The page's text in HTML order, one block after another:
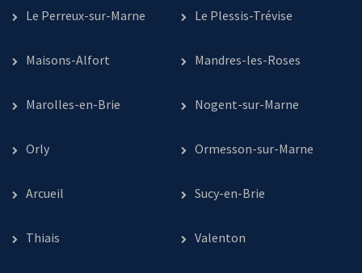
Le Perreux-sur-Marne Le Plessis-Trévise
Maisons-Alfort Mandres-les-Roses
Marolles-en-Brie Nogent-sur-Marne
Orly Ormesson-sur-Marne
Arcueil Sucy-en-Brie
Thiais Valenton